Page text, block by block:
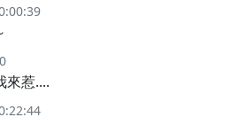
來惹....